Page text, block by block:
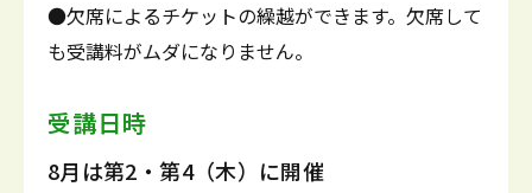
●欠席によるチケットの繰越ができます。欠席して
も受講料がムダになりません。
受講日時
8月は第2・第4（木）に開催